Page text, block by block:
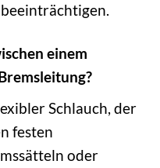
einem
Schlauch, der
festen
oder